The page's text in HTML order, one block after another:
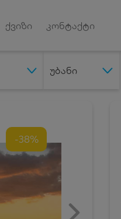
ქვიზი კონტაქტი
უბანი
-38%